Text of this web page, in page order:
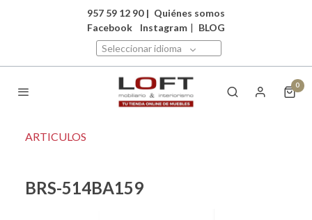
957 59 12 90 | Quiénes somos
Facebook
Instagram | BLOG
Seleccionar idioma
0
ARTICULOS
BRS-514BA159